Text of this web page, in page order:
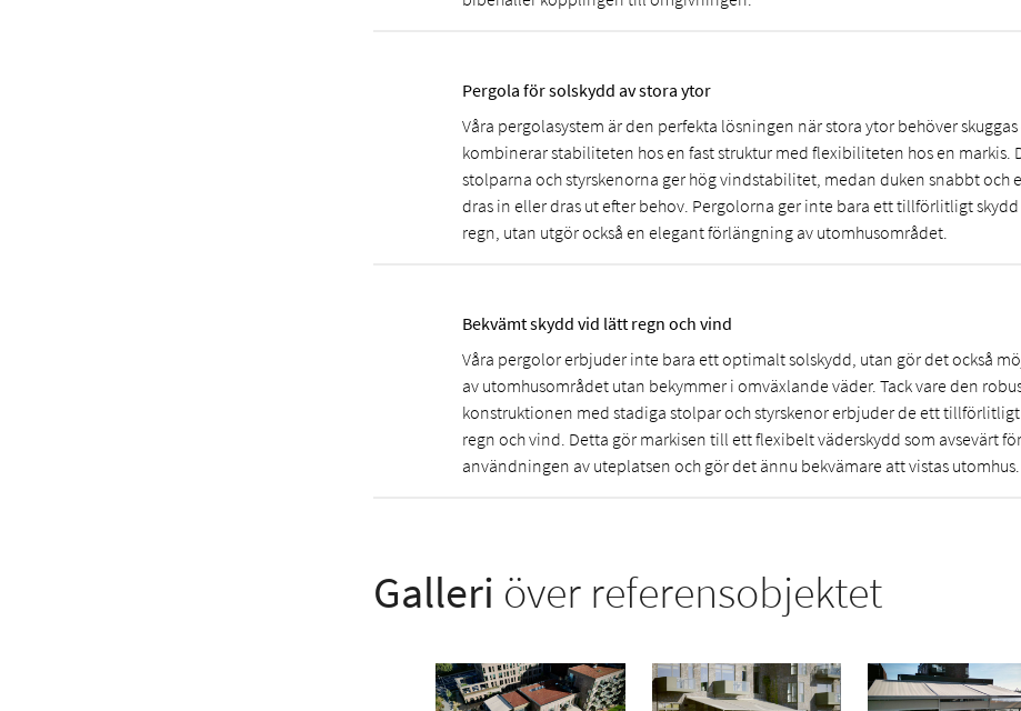
Pergola för solskydd av stora ytor
Våra pergolasystem är den perfekta lösningen när stora ytor behöver
kombinerar stabiliteten hos en fast struktur med flexibiliteten hos en markis.
stolparna och styrskenorna ger hög vindstabilitet, medan duken snabbt och
dras in eller dras ut efter behov. Pergolorna ger inte bara ett tillförlitligt
regn, utan utgör också en elegant förlängning av utomhusområdet.
Bekvämt skydd vid lätt regn och vind
Våra pergolor erbjuder inte bara ett optimalt solskydd, utan gör det också
av utomhusområdet utan bekymmer i omväxlande väder. Tack vare den
konstruktionen med stadiga stolpar och styrskenor erbjuder de ett
regn och vind. Detta gör markisen till ett flexibelt väderskydd som avsevärt
användningen av uteplatsen och gör det ännu bekvämare att vistas utomhus.
Galleri över referensobjektet